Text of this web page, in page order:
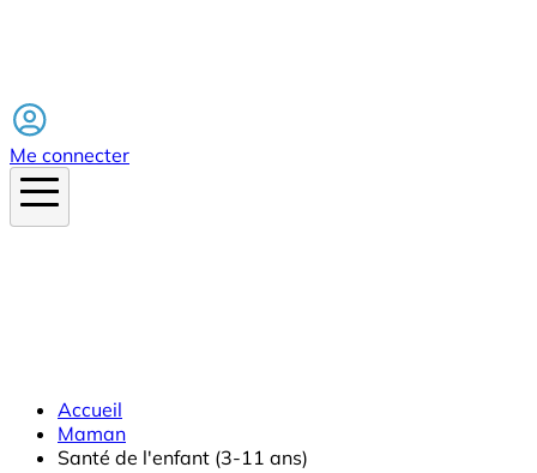
Me connecter
Accueil
Maman
Santé de l'enfant (3-11 ans)